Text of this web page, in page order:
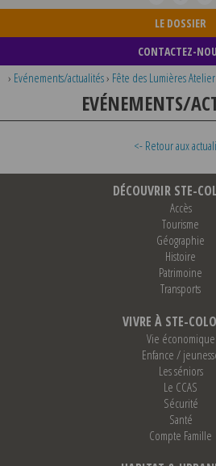
LE DOSSIER
CONTACTEZ-
› Evénements/actualités› Fête des Lumières
EVÉNEMENTS/
<- Retour aux
DÉCOUVRIR STE-
Accès
Tourisme
Géographie
Histoire
Patrimoine
Transports
VIVRE À STE-
Vie économique
Enfance /
Les séniors
Le CCAS
Sécurité
Santé
Compte Famille